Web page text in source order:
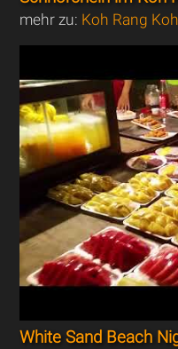
mehr zu: Koh Rang
White Sand Beach